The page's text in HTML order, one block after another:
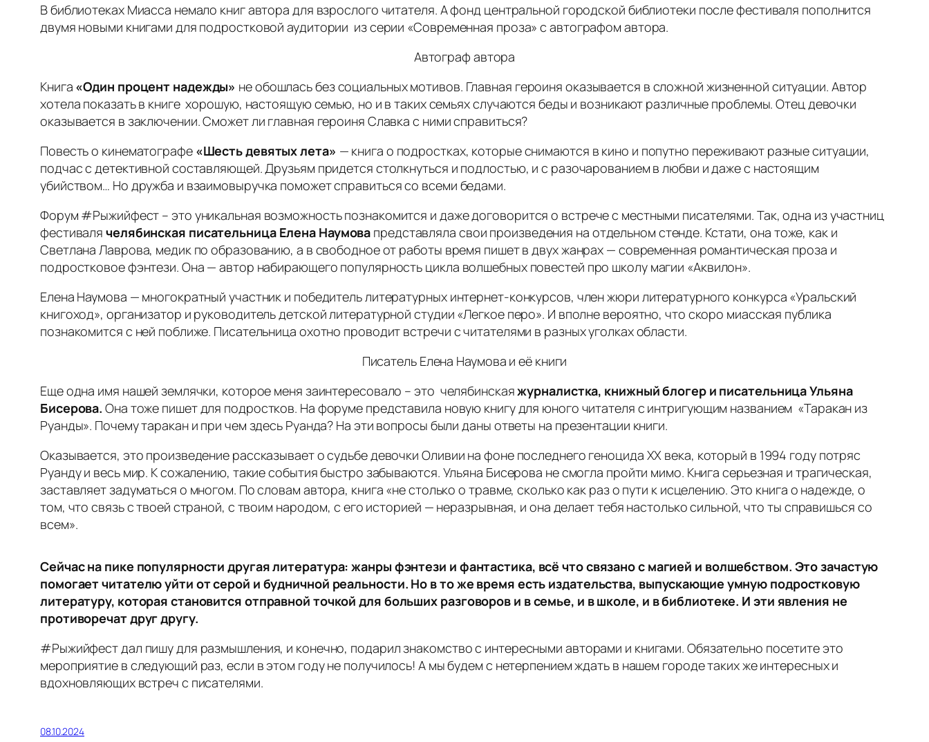
В библиотеках Миасса немало книг автора для взрослого читателя. А фонд центральной городской библиотеки после фестиваля пополнится
двумя новыми книгами для подростковой аудитории из серии «Современная проза» с автографом автора.
Автограф автора
Книга «Один процент надежды» не обошлась без социальных мотивов. Главная героиня оказывается в сложной жизненной ситуации. Автор
хотела показать в книге хорошую, настоящую семью, но и в таких семьях случаются беды и возникают различные проблемы. Отец девочки
оказывается в заключении. Сможет ли главная героиня Славка с ними справиться?
Повесть о кинематографе «Шесть девятых лета» — книга о подростках, которые снимаются в кино и попутно переживают разные ситуации,
подчас с детективной составляющей. Друзьям придется столкнуться и подлостью, и с разочарованием в любви и даже с настоящим
убийством… Но дружба и взаимовыручка поможет справиться со всеми бедами.
Форум #Рыжийфест – это уникальная возможность познакомится и даже договорится о встрече с местными писателями. Так, одна из участниц
фестивалячелябинская писательница Елена Наумова представляла свои произведения на отдельном стенде. Кстати, она тоже, как и
Светлана Лаврова, медик по образованию, а в свободное от работы время пишет в двух жанрах — современная романтическая проза и
подростковое фэнтези. Она — автор набирающего популярность цикла волшебных повестей про школу магии «Аквилон».
Елена Наумова — многократный участник и победитель литературных интернет-конкурсов, член жюри литературного конкурса «Уральский
книгоход», организатор и руководитель детской литературной студии «Легкое перо». И вполне вероятно, что скоро миасская публика
познакомится с ней поближе. Писательница охотно проводит встречи с читателями в разных уголках области.
Писатель Елена Наумова и её книги
Еще одна имя нашей землячки, которое меня заинтересовало – это челябинскаяжурналистка, книжный блогер и писательница Ульяна
Бисерова.Она тоже пишет для подростков. На форуме представила новую книгу для юного читателя с интригующим названием «Таракан из
Руанды». Почему таракан и при чем здесь Руанда? На эти вопросы были даны ответы на презентации книги.
Оказывается, это произведение рассказывает о судьбе девочки Оливии на фоне последнего геноцида XX века, который в 1994 году потряс
Руанду и весь мир. К сожалению, такие события быстро забываются. Ульяна Бисерова не смогла пройти мимо. Книга серьезная и трагическая,
заставляет задуматься о многом. По словам автора, книга «не столько о травме, сколько как раз о пути к исцелению. Это книга о надежде, о
том, что связь с твоей страной, с твоим народом, с его историей — неразрывная, и она делает тебя настолько сильной, что ты справишься со
всем».
Сейчас на пике популярности другая литература: жанры фэнтези и фантастика, всё что связано с магией и волшебством. Это зачастую
помогает читателю уйти от серой и будничной реальности. Но в то же время есть издательства, выпускающие умную подростковую
литературу, которая становится отправной точкой для больших разговоров и в семье, и в школе, и в библиотеке. И эти явления не
противоречат друг другу.
#Рыжийфест дал пишу для размышления, и конечно, подарил знакомство с интересными авторами и книгами. Обязательно посетите это
мероприятие в следующий раз, если в этом году не получилось! А мы будем с нетерпением ждать в нашем городе таких же интересных и
вдохновляющих встреч с писателями.
08.10.2024